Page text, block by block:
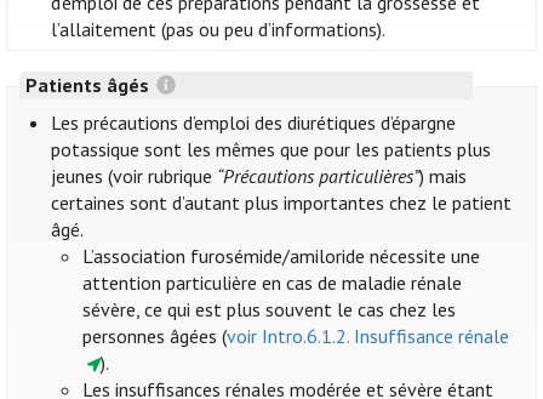
l’allaitement (pas ou peu d’informations).
Patients âgés
Les précautions d’emploi des diurétiques d’épargne
potassique sont les mêmes que pour les patients plus
jeunes (voir rubrique “Précautions particulières”) mais
certaines sont d’autant plus importantes chez le patient
âgé.
L’association furosémide/amiloride nécessite une
attention particulière en cas de maladie rénale
sévère, ce qui est plus souvent le cas chez les
personnes âgées (voir Intro.6.1.2. Insuffisance rénale
).
Les insuffisances rénales modérée et sévère étant